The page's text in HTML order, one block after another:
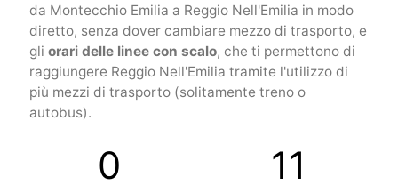
da Montecchio Emilia a Reggio Nell'Emilia in modo
diretto, senza dover cambiare mezzo di trasporto, e
gli orari delle linee con scalo, che ti permettono di
raggiungere Reggio Nell'Emilia tramite l'utilizzo di
più mezzi di trasporto (solitamente treno o
autobus).
0 11